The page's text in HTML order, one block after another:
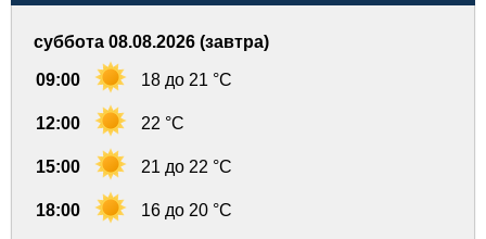
суббота 08.08.2026 (завтра)
09:00 18 до 21 °C
12:00 22 °C
15:00 21 до 22 °C
18:00 16 до 20 °C